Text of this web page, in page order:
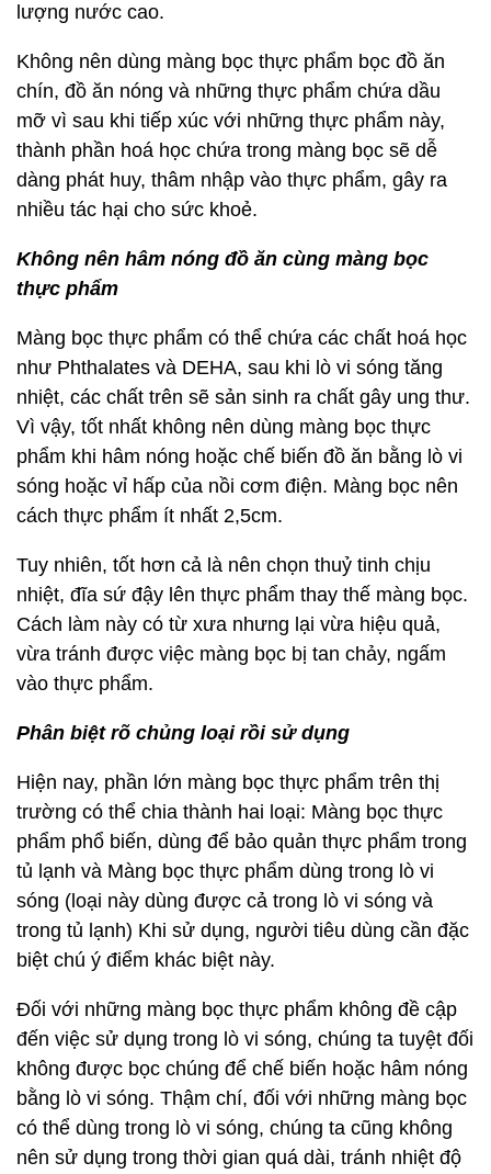
lượng nước cao.
Không nên dùng màng bọc thực phẩm bọc đồ ăn
chín, đồ ăn nóng và những thực phẩm chứa dầu
mỡ vì sau khi tiếp xúc với những thực phẩm này,
thành phần hoá học chứa trong màng bọc sẽ dễ
dàng phát huy, thâm nhập vào thực phẩm, gây ra
nhiều tác hại cho sức khoẻ.
Không nên hâm nóng đồ ăn cùng màng bọc
thực phẩm
Màng bọc thực phẩm có thể chứa các chất hoá học
như Phthalates và DEHA, sau khi lò vi sóng tăng
nhiệt, các chất trên sẽ sản sinh ra chất gây ung thư.
Vì vậy, tốt nhất không nên dùng màng bọc thực
phẩm khi hâm nóng hoặc chế biến đồ ăn bằng lò vi
sóng hoặc vỉ hấp của nồi cơm điện. Màng bọc nên
cách thực phẩm ít nhất 2,5cm.
Tuy nhiên, tốt hơn cả là nên chọn thuỷ tinh chịu
nhiệt, đĩa sứ đậy lên thực phẩm thay thế màng bọc.
Cách làm này có từ xưa nhưng lại vừa hiệu quả,
vừa tránh được việc màng bọc bị tan chảy, ngấm
vào thực phẩm.
Phân biệt rõ chủng loại rồi sử dụng
Hiện nay, phần lớn màng bọc thực phẩm trên thị
trường có thể chia thành hai loại: Màng bọc thực
phẩm phổ biến, dùng để bảo quản thực phẩm trong
tủ lạnh và Màng bọc thực phẩm dùng trong lò vi
sóng (loại này dùng được cả trong lò vi sóng và
trong tủ lạnh) Khi sử dụng, người tiêu dùng cần đặc
biệt chú ý điểm khác biệt này.
Đối với những màng bọc thực phẩm không đề cập
đến việc sử dụng trong lò vi sóng, chúng ta tuyệt đối
không được bọc chúng để chế biến hoặc hâm nóng
bằng lò vi sóng. Thậm chí, đối với những màng bọc
có thể dùng trong lò vi sóng, chúng ta cũng không
nên sử dụng trong thời gian quá dài, tránh nhiệt độ